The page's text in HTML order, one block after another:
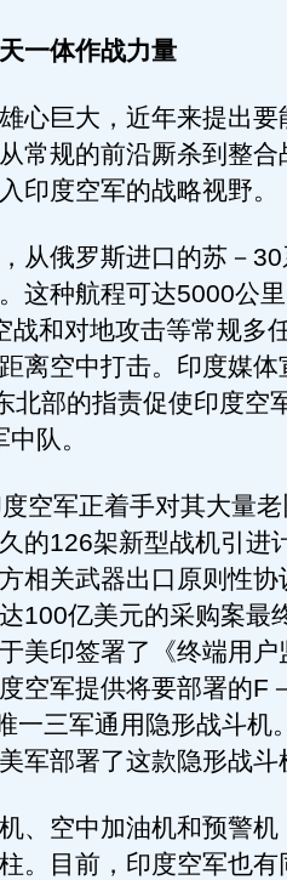
一体作战力量
巨大，近年来提出要
常规的前沿厮杀到整
印度空军的战略视野。
俄罗斯进口的苏－30
这种航程可达5000公
战和对地攻击等常规多
离空中打击。印度媒体
北部的指责促使印度空
队。
军正着手对其大量老
的126架新型战机引进
相关武器出口原则性
100亿美元的采购案最
美印签署了《终端用户
空军提供将要部署的F
一三军通用隐形战斗机
军部署了这款隐形战斗
空中加油机和预警机
。目前，印度空军也有